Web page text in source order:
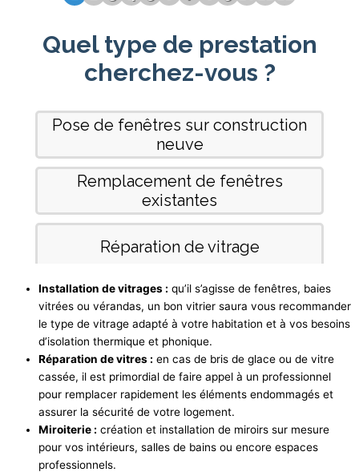
Installation de vitrages : qu’il s’agisse de fenêtres, baies
vitrées ou vérandas, un bon vitrier saura vous recommander
le type de vitrage adapté à votre habitation et à vos besoins
d’isolation thermique et phonique.
Réparation de vitres : en cas de bris de glace ou de vitre
cassée, il est primordial de faire appel à un professionnel
pour remplacer rapidement les éléments endommagés et
assurer la sécurité de votre logement.
Miroiterie : création et installation de miroirs sur mesure
pour vos intérieurs, salles de bains ou encore espaces
professionnels.